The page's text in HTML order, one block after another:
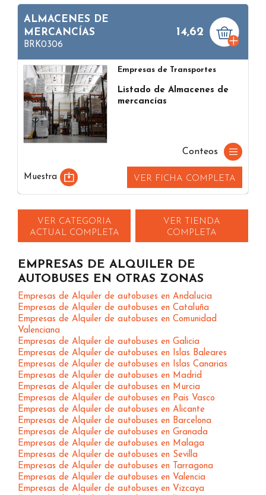
ALMACENES DE
MERCANCÍAS
BRK0306
14,62
Empresas de Transportes
Listado de Almacenes de
mercancías
Conteos
Muestra VER FICHA COMPLETA
VER CATEGORIA
ACTUAL COMPLETA
VER TIENDA
COMPLETA
EMPRESAS DE ALQUILER DE
AUTOBUSES EN OTRAS ZONAS
Empresas de Alquiler de autobuses en Andalucia
Empresas de Alquiler de autobuses en Cataluña
Empresas de Alquiler de autobuses en Comunidad
Valenciana
Empresas de Alquiler de autobuses en Galicia
Empresas de Alquiler de autobuses en Islas Baleares
Empresas de Alquiler de autobuses en Islas Canarias
Empresas de Alquiler de autobuses en Madrid
Empresas de Alquiler de autobuses en Murcia
Empresas de Alquiler de autobuses en Pais Vasco
Empresas de Alquiler de autobuses en Alicante
Empresas de Alquiler de autobuses en Barcelona
Empresas de Alquiler de autobuses en Granada
Empresas de Alquiler de autobuses en Malaga
Empresas de Alquiler de autobuses en Sevilla
Empresas de Alquiler de autobuses en Tarragona
Empresas de Alquiler de autobuses en Valencia
Empresas de Alquiler de autobuses en Vizcaya